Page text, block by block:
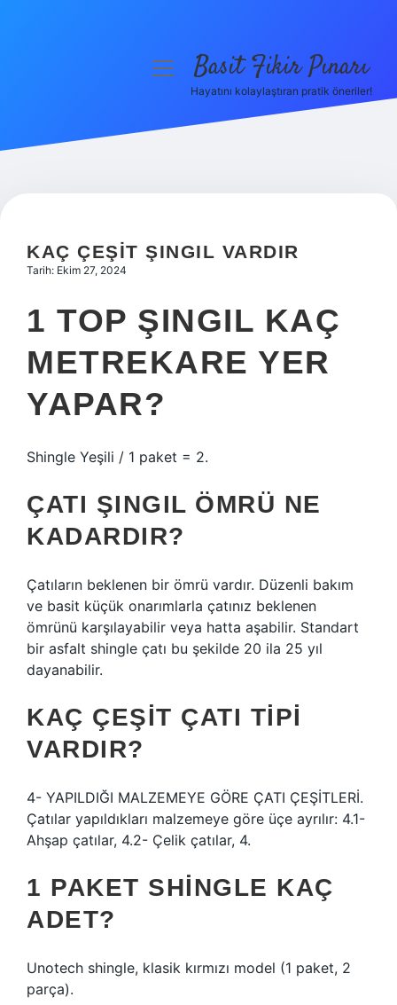
Hakkımızda
menüyüBasit Fikir Pınarı
Hayatını kolaylaştıran pratik öneriler!
KAÇ ÇEŞIT ŞINGIL VARDIR
Tarih: Ekim 27, 2024
1 TOP ŞINGIL KAÇ
METREKARE YER
YAPAR?
Shingle Yeşili / 1 paket = 2.
ÇATI ŞINGIL ÖMRÜ NE
KADARDIR?
Çatıların beklenen bir ömrü vardır. Düzenli bakım
ve basit küçük onarımlarla çatınız beklenen
ömrünü karşılayabilir veya hatta aşabilir. Standart
bir asfalt shingle çatı bu şekilde 20 ila 25 yıl
dayanabilir.
KAÇ ÇEŞIT ÇATI TIPI
VARDIR?
4- YAPILDIĞI MALZEMEYE GÖRE ÇATI ÇEŞİTLERİ.
Çatılar yapıldıkları malzemeye göre üçe ayrılır: 4.1-
Ahşap çatılar, 4.2- Çelik çatılar, 4.
1 PAKET SHINGLE KAÇ
ADET?
Unotech shingle, klasik kırmızı model (1 paket, 2
parça).